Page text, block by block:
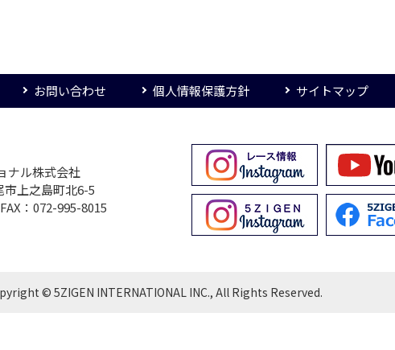
お問い合わせ 個人情報保護方針 サイトマップ
ナル株式会社
市上之島町北6-5
：072-995-8015
© 5ZIGEN INTERNATIONAL INC., All Rights Reserved.